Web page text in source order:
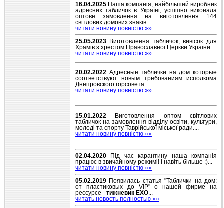
16.04.2025 Наша компанія, найбільший виробник
адресних табличок в Україні, успішно виконала
оптове замовлення на виготовлення 144
світлових домових знаків....
читати новину повністю »»
25.05.2023 Виготовлення табличок, вивісок для
Храмів з хрестом Православної Церкви України....
читати новину повністю »»
20.02.2022 Адресные таблички на дом которые
соответствуют новым требованиям исполкома
Днепровского горсовета....
читати новину повністю »»
15.01.2022 Виготовлення оптом світлових
табличок на замовлення відділу освіти, культури,
молоді та спорту Таврійської міської ради....
читати новину повністю »»
02.04.2020 Під час карантину наша компанія
працює в звичайному режимі! І навіть більше :)...
читати новину повністю »»
05.02.2019 Появилась статья "Таблички на дом:
от пластиковых до VIP" о нашей фирме на
рессурсе -тижневик EXO...
читать новость полностью »»